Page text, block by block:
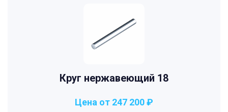
Круг нержавеющий 18
Цена от 247 200 ₽